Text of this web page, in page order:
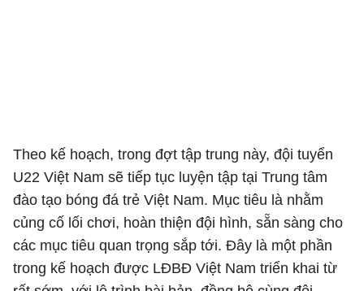
Theo kế hoạch, trong đợt tập trung này, đội tuyển
U22 Việt Nam sẽ tiếp tục luyện tập tại Trung tâm
đào tạo bóng đá trẻ Việt Nam. Mục tiêu là nhằm
củng cố lối chơi, hoàn thiện đội hình, sẵn sàng cho
các mục tiêu quan trọng sắp tới. Đây là một phần
trong kế hoạch được LĐBĐ Việt Nam triển khai từ